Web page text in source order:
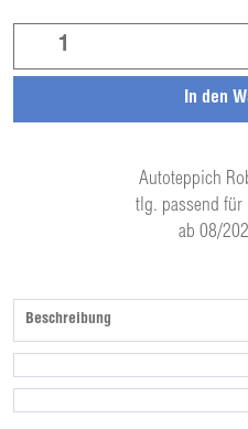
Autoteppich
tlg. passend
ab 08/
In den
Beschreibung